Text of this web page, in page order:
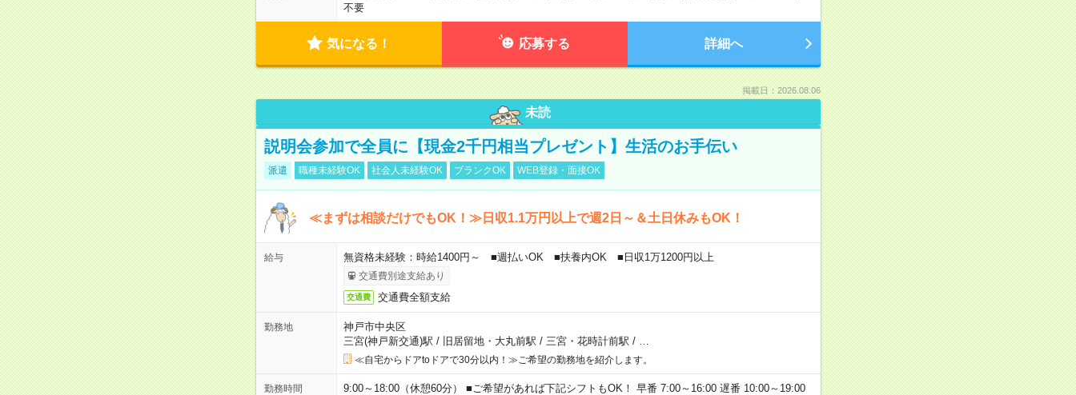
不要
気になる！ 応募する 詳細へ
掲載日：2026.08.06
未読
説明会参加で全員に【現金2千円相当プレゼント】生活のお手伝い
派遣 職種未経験OK 社会人未経験OK ブランクOK WEB登録・面接OK
≪まずは相談だけでもOK！≫日収1.1万円以上で週2日～＆土日休みもOK！
給与 無資格未経験：時給1400円～ ■週払いOK ■扶養内OK ■日収1万1200円以上
交通費別途支給あり
交通費 交通費全額支給
勤務地
神戸市中央区
三宮(神戸新交通)駅 / 旧居留地・大丸前駅 / 三宮・花時計前駅 /
≪自宅からドアtoドアで30分以内！≫ご希望の勤務地を紹介します。
勤務時間
9:00～18:00（休憩60分） ■ご希望があれば下記シフトもOK！ 早番 7:00～16:00 遅番 10:00～19:00